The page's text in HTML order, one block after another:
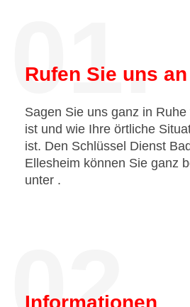
01.
Rufen Sie uns an
Sagen Sie uns ganz in
ist und wie Ihre örtliche
ist. Den Schlüssel Dienst
Ellesheim können Sie ganz
unter .
Informationen